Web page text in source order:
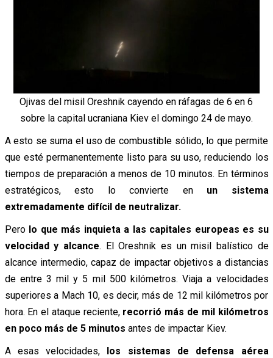
Ojivas del misil Oreshnik cayendo en ráfagas de 6 en 6
sobre la capital ucraniana Kiev el domingo 24 de mayo.
A esto se suma el uso de combustible sólido, lo que permite
que esté permanentemente listo para su uso, reduciendo los
tiempos de preparación a menos de 10 minutos. En términos
estratégicos, esto lo convierte en un sistema
extremadamente difícil de neutralizar.
Pero lo que más inquieta a las capitales europeas es su
velocidad y alcance. El Oreshnik es un misil balístico de
alcance intermedio, capaz de impactar objetivos a distancias
de entre 3 mil y 5 mil 500 kilómetros. Viaja a velocidades
superiores a Mach 10, es decir, más de 12 mil kilómetros por
hora. En el ataque reciente,recorrió más de mil kilómetros
en poco más de 5 minutos antes de impactar Kiev.
A esas velocidades,
los sistemas de defensa aérea